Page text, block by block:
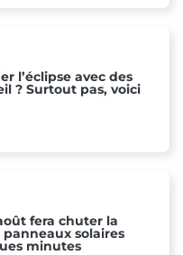
l’éclipse avec des
? Surtout pas, voici
fera chuter la
solaires
minutes